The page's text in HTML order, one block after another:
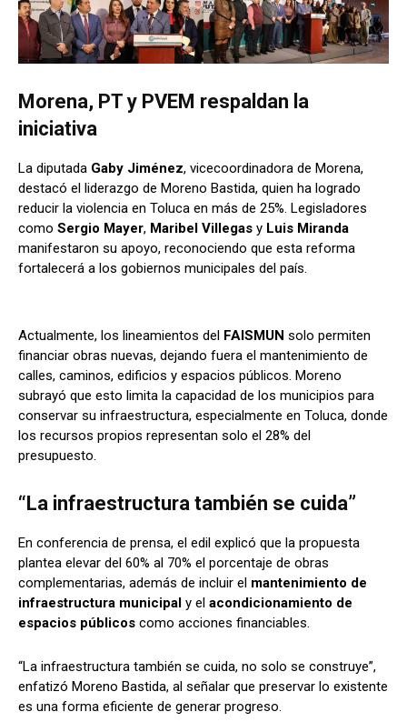
Morena, PT y PVEM respaldan la
iniciativa
La diputada Gaby Jiménez, vicecoordinadora de Morena,
destacó el liderazgo de Moreno Bastida, quien ha logrado
reducir la violencia en Toluca en más de 25%. Legisladores
como Sergio Mayer, Maribel Villegas y Luis Miranda
manifestaron su apoyo, reconociendo que esta reforma
fortalecerá a los gobiernos municipales del país.
Actualmente, los lineamientos del FAISMUN solo permiten
financiar obras nuevas, dejando fuera el mantenimiento de
calles, caminos, edificios y espacios públicos. Moreno
subrayó que esto limita la capacidad de los municipios para
conservar su infraestructura, especialmente en Toluca, donde
los recursos propios representan solo el 28% del
presupuesto.
“La infraestructura también se cuida”
En conferencia de prensa, el edil explicó que la propuesta
plantea elevar del 60% al 70% el porcentaje de obras
complementarias, además de incluir el mantenimiento de
infraestructura municipal y el acondicionamiento de
espacios públicos como acciones financiables.
“La infraestructura también se cuida, no solo se construye”,
enfatizó Moreno Bastida, al señalar que preservar lo existente
es una forma eficiente de generar progreso.